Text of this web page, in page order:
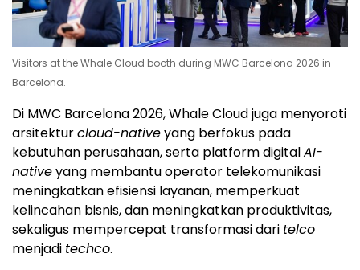
Visitors at the Whale Cloud booth during MWC Barcelona 2026 in
Barcelona.
Di MWC Barcelona 2026, Whale Cloud juga menyoroti
arsitekturcloud-nativeyang berfokus pada
kebutuhan perusahaan, serta platform digitalAI-
nativeyang membantu operator telekomunikasi
meningkatkan efisiensi layanan, memperkuat
kelincahan bisnis, dan meningkatkan produktivitas,
sekaligus mempercepat transformasi dari telco
menjadi techco.